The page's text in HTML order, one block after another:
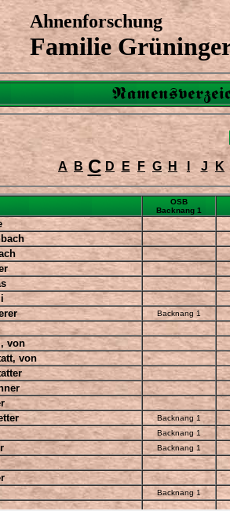
Ahnenforschung
Familie
A B C D E F G H I J K